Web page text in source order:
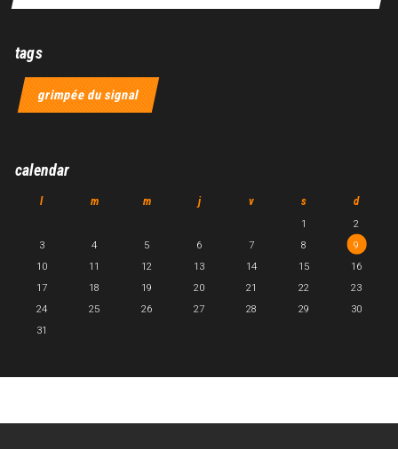
tags
grimpée du signal
calendar
l m m j v s d
1
2
3
4 5 6 7 8
9
10
11 12 13 14 15
16
17
18 19 20 21 22
23
24
25 26 27 28 29
30
31